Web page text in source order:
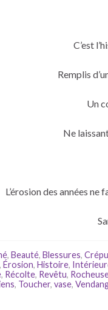
C’est
Remplis
Un
Ne
L’érosion des années
, Beauté, Blessures,
, Érosion, Histoire,
, Récolte, Revêtu,
, Toucher, vase,